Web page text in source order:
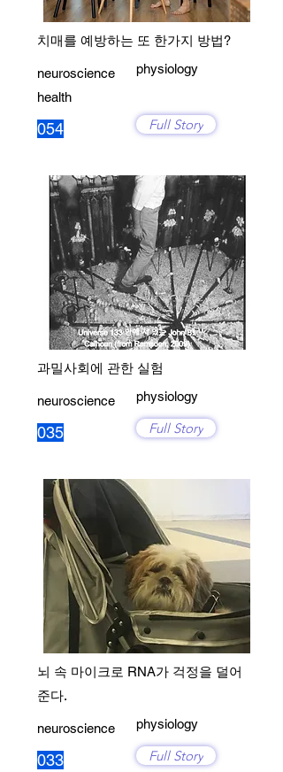
치매를 예방하는 또 한가지 방법?
neuroscience
health
054
physiology
Full Story
과밀사회에 관한 실험
neuroscience
035
physiology
Full Story
뇌 속 마이크로 RNA가 걱정을 덜어
준다.
neuroscience
033
physiology
Full Story